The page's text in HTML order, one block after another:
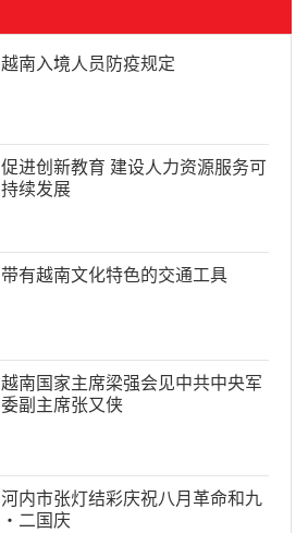
越南入境人员防疫规定
促进创新教育 建设人力资源服务可
持续发展
带有越南文化特色的交通工具
越南国家主席梁强会见中共中央军
委副主席张又侠
河内市张灯结彩庆祝八月革命和九
·二国庆